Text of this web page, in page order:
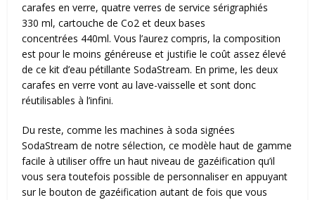
carafes en verre, quatre verres de service sérigraphiés
330 ml, cartouche de Co2 et deux bases
concentrées 440ml. Vous l’aurez compris, la composition
est pour le moins généreuse et justifie le coût assez élevé
de ce kit d’eau pétillante SodaStream. En prime, les deux
carafes en verre vont au lave-vaisselle et sont donc
réutilisables à l’infini.
Du reste, comme les machines à soda signées
SodaStream de notre sélection, ce modèle haut de gamme
facile à utiliser offre un haut niveau de gazéification qu’il
vous sera toutefois possible de personnaliser en appuyant
sur le bouton de gazéification autant de fois que vous